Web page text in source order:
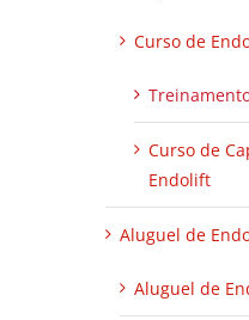
Curso de
Curso de
Endolift
Aluguel de
Aluguel de